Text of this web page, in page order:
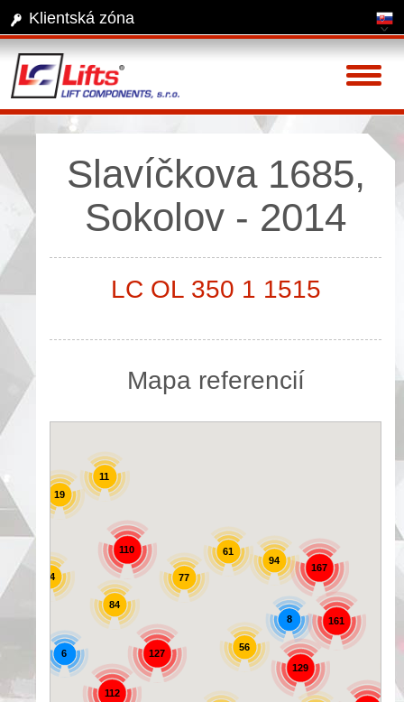
Klientská zóna
Slavíčkova 1685,
Sokolov - 2014
LC OL 350 1 1515
Mapa referencií
167
110
56
127
77
94
61
161
112
11
84
129
44
19
8
6